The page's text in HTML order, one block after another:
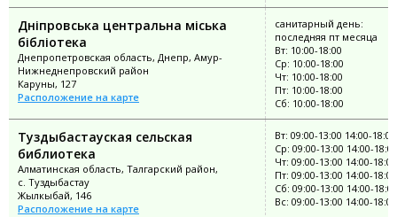
Дніпровська центральна міська
бібліотека
Днепропетровская область, Днепр, Амур-
Нижнеднепровский район
Каруны, 127
Расположение на карте
санитарный день:
последняя пт месяца
Вт: 10:00-18:00
Ср: 10:00-18:00
Чт: 10:00-18:00
Пт: 10:00-18:00
Сб: 10:00-18:00
Туздыбастауская сельская
библиотека
Алматинская область, Талгарский район,
с. Туздыбастау
Жылкыбай, 146
Расположение на карте
Вт: 09:00-13:00 14:00-18:00
Ср: 09:00-13:00 14:00-18:00
Чт: 09:00-13:00 14:00-18:00
Пт: 09:00-13:00 14:00-18:00
Сб: 09:00-13:00 14:00-18:00
Вс: 09:00-13:00 14:00-18:00